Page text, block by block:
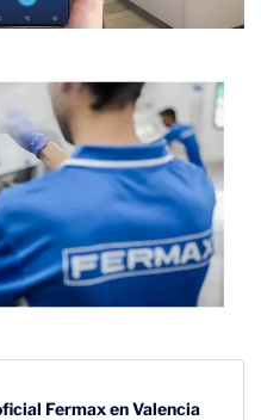
Fermax en Valencia